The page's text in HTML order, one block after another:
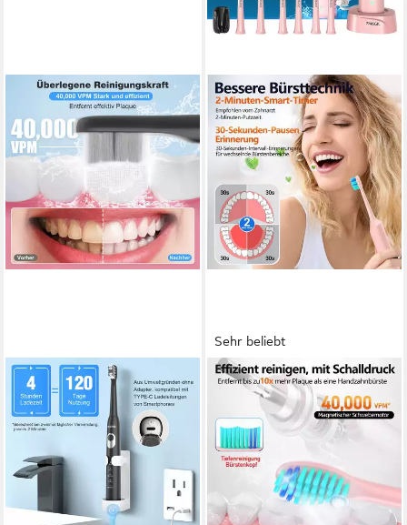
MCURO
Schallzahnbürste
Schallzahnbürste für
Zahnpflege 40000 VPM, 5
Putzmodi
Technologie
Aufsteckbürsten
Reinigungsprogramme
Sehr beliebt
MCURO
Elektrische Zahnbürste D36
Schallzahnbürste für
Zahnpflege, mit 5 modi 3
Vibrationsstärken
Schalltechnologie, 3-Zonen-Tiefenreinigung
6 St. Aufsteckbürsten
5 Reinigungsprogramme